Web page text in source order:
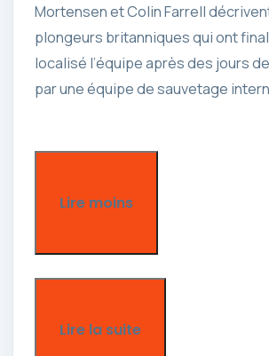
Mortensen et Colin Farrell
plongeurs britanniques qui ont
localisé l’équipe après des jours
par une équipe de sauvetage
Lire moins
Lire la suite